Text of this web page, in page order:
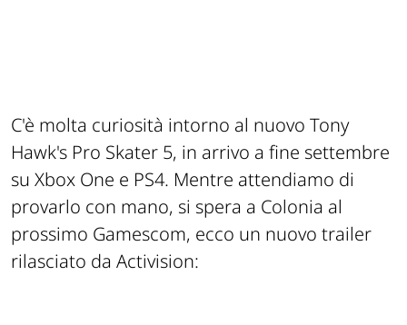
C'è molta curiosità intorno al nuovo Tony
Hawk's Pro Skater 5, in arrivo a fine settembre
su Xbox One e PS4. Mentre attendiamo di
provarlo con mano, si spera a Colonia al
prossimo Gamescom, ecco un nuovo trailer
rilasciato da Activision: